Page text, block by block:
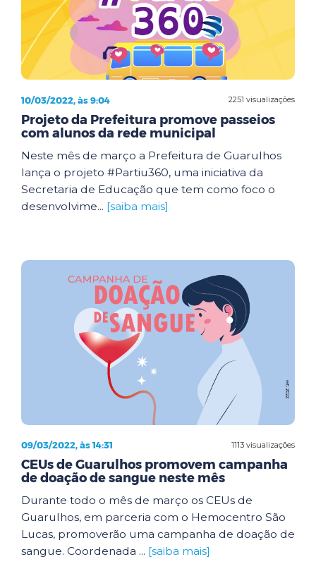
2251 visualizações
10/03/2022, às 9:04
Projeto da Prefeitura promove passeios
com alunos da rede municipal
Neste mês de março a Prefeitura de Guarulhos
lança o projeto #Partiu360, uma iniciativa da
Secretaria de Educação que tem como foco o
desenvolvime... [saiba mais]
1113 visualizações
09/03/2022, às 14:31
CEUs de Guarulhos promovem campanha
de doação de sangue neste mês
Durante todo o mês de março os CEUs de
Guarulhos, em parceria com o Hemocentro São
Lucas, promoverão uma campanha de doação de
sangue. Coordenada ... [saiba mais]